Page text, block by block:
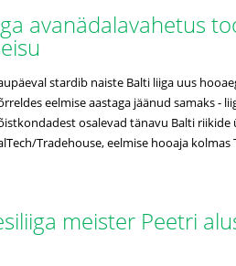
avanädalavahetus
stardib naiste Balti liiga uus
eelmise aastaga jäänud samaks -
osalevad tänavu Balti
Tradehouse, eelmise hooaja
meister Peetri